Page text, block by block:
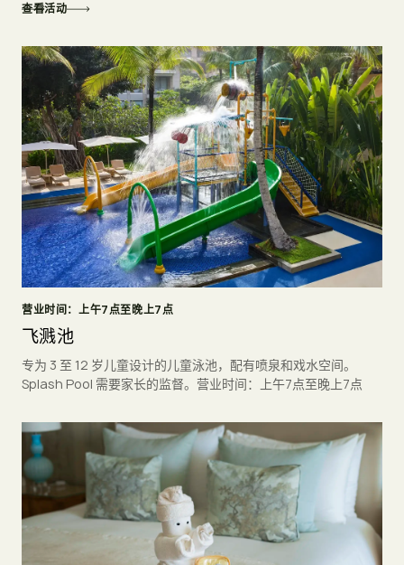
查看活动
营业时间：上午7点至晚上7点
飞溅池
专为 3 至 12 岁儿童设计的儿童泳池，配有喷泉和戏水空间。
Splash Pool 需要家长的监督。营业时间：上午7点至晚上7点